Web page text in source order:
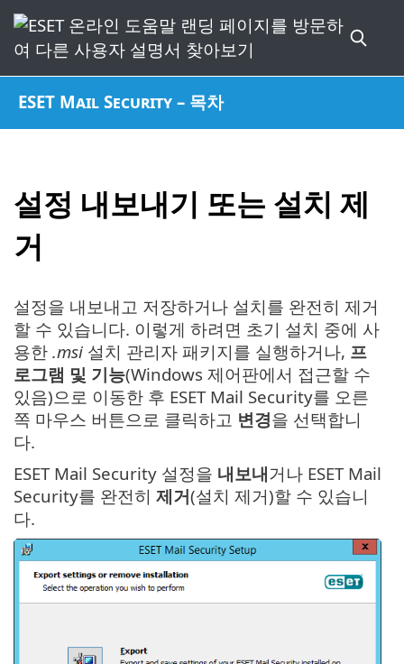
ESET Mail Security – 목차
설정 내보내기 또는 설치 제
거
설정을 내보내고 저장하거나 설치를 완전히 제거
할 수 있습니다. 이렇게 하려면 초기 설치 중에 사
용한 .msi 설치 관리자 패키지를 실행하거나, 프
로그램 및 기능(Windows 제어판에서 접근할 수
있음)으로 이동한 후 ESET Mail Security를 오른
쪽 마우스 버튼으로 클릭하고 변경을 선택합니
다.
ESET Mail Security 설정을 내보내거나 ESET Mail
Security를 완전히 제거(설치 제거)할 수 있습니
다.